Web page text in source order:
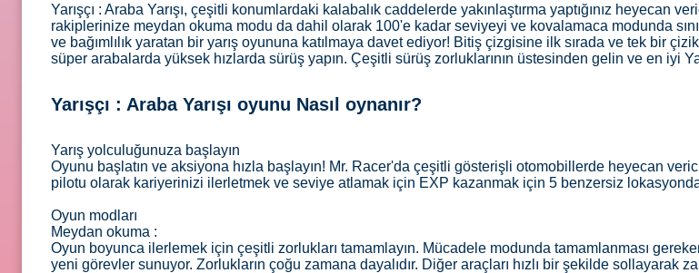
Yarışçı : Araba Yarışı, çeşitli konumlardaki kalabalık caddelerde yakınlaştırma yaptığınız heyecan
rakiplerinize meydan okuma modu da dahil olarak 100'e kadar seviyeyi ve kovalamaca modunda
ve bağımlılık yaratan bir yarış oyununa katılmaya davet ediyor! Bitiş çizgisine ilk sırada ve tek bir
süper arabalarda yüksek hızlarda sürüş yapın. Çeşitli sürüş zorluklarının üstesinden gelin ve en iyi
Yarışçı : Araba Yarışı oyunu Nasıl oynanır?
Yarış yolculuğunuza başlayın
Oyunu başlatın ve aksiyona hızla başlayın! Mr. Racer'da çeşitli gösterişli otomobillerde heyecan
pilotu olarak kariyerinizi ilerletmek ve seviye atlamak için EXP kazanmak için 5 benzersiz
Oyun modları
Meydan okuma :
Oyun boyunca ilerlemek için çeşitli zorlukları tamamlayın. Mücadele modunda tamamlanması
yeni görevler sunuyor. Zorlukların çoğu zamana dayalıdır. Diğer araçları hızlı bir şekilde sollayarak